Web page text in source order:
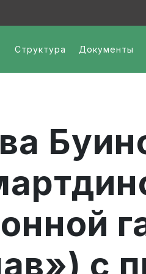
Меню -
Структура Документы
с